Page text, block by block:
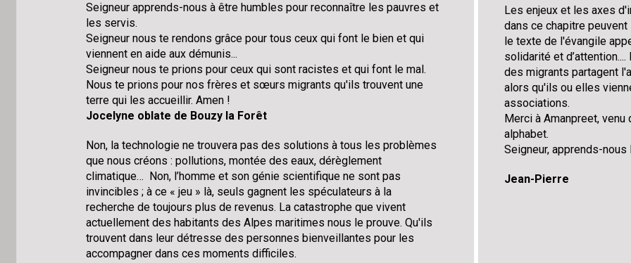
Seigneur apprends-nous à être humbles pour reconnaître les pauvres et
les servis.
Seigneur nous te rendons grâce pour tous ceux qui font le bien et qui
viennent en aide aux démunis...
Seigneur nous te prions pour ceux qui sont racistes et qui font le mal.
Nous te prions pour nos frères et sœurs migrants qu'ils trouvent une
terre qui les accueillir. Amen !
Jocelyne oblate de Bouzy la Forêt
Non, la technologie ne trouvera pas des solutions à tous les problèmes
que nous créons : pollutions, montée des eaux, dérèglement
climatique… Non, l’homme et son génie scientifique ne sont pas
invincibles ; à ce « jeu » là, seuls gagnent les spéculateurs à la
recherche de toujours plus de revenus. La catastrophe que vivent
actuellement des habitants des Alpes maritimes nous le prouve. Qu'ils
trouvent dans leur détresse des personnes bienveillantes pour les
accompagner dans ces moments difficiles.
Les enjeux et les axes
dans ce chapitre
le texte de l'évangile
solidarité et
des migrants partagent
alors qu'ils ou elles
associations.
Merci à Amanpreet,
alphabet.
Seigneur, apprends-nous
Jean-Pierre